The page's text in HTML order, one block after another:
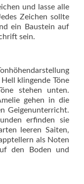
und lasse alle
Zeichen sollte
ein Baustein auf
sein.
klingende Töne
stehen unten.
gehen in die
Geigenunterricht.
erfinden sie
leeren Saiten,
als Noten
den Boden und